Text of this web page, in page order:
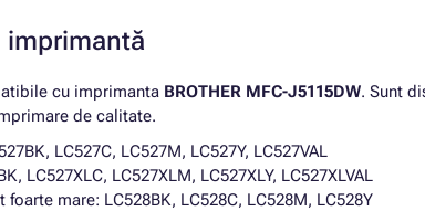
imprimantă
cu imprimanta BROTHER MFC-J5115DW. Sunt
de calitate.
LC527C, LC527M, LC527Y, LC527VAL
LC527XLC, LC527XLM, LC527XLY, LC527XLVAL
foarte mare: LC528BK, LC528C, LC528M, LC528Y